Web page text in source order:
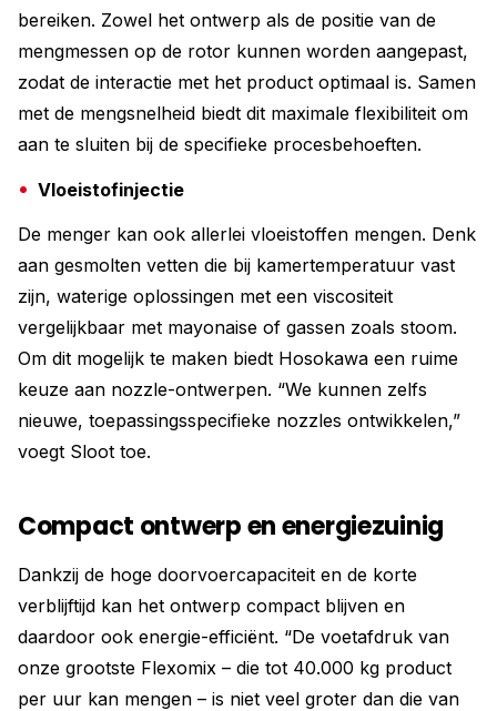
bereiken. Zowel het ontwerp als de positie van de
mengmessen op de rotor kunnen worden aangepast,
zodat de interactie met het product optimaal is. Samen
met de mengsnelheid biedt dit maximale flexibiliteit om
aan te sluiten bij de specifieke procesbehoeften.
Vloeistofinjectie
De menger kan ook allerlei vloeistoffen mengen. Denk
aan gesmolten vetten die bij kamertemperatuur vast
zijn, waterige oplossingen met een viscositeit
vergelijkbaar met mayonaise of gassen zoals stoom.
Om dit mogelijk te maken biedt Hosokawa een ruime
keuze aan nozzle-ontwerpen. “We kunnen zelfs
nieuwe, toepassingsspecifieke nozzles ontwikkelen,”
voegt Sloot toe.
Compact ontwerp en energiezuinig
Dankzij de hoge doorvoercapaciteit en de korte
verblijftijd kan het ontwerp compact blijven en
daardoor ook energie-efficiënt. “De voetafdruk van
onze grootste Flexomix – die tot 40.000 kg product
per uur kan mengen – is niet veel groter dan die van